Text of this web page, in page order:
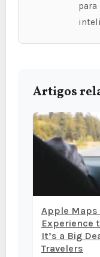
Artigos
Apple Maps Expands Detailed City
Experience
It’s a Big
Travelers